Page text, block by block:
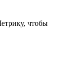
чтобы